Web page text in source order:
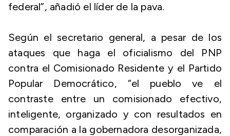
federal”, añadió el líder de la pava.
Según el secretario general, a pesar de los
ataques que haga el oficialismo del PNP
contra el Comisionado Residente y el Partido
Popular Democrático, “el pueblo ve el
contraste entre un comisionado efectivo,
inteligente, organizado y con resultados en
comparación a la gobernadora desorganizada,